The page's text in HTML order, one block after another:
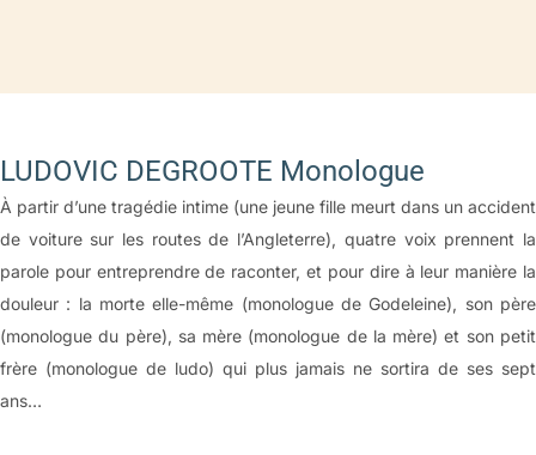
LUDOVIC DEGROOTE Monologue
À partir d’une tragédie intime (une jeune fille meurt dans un accident
de voiture sur les routes de l’Angleterre), quatre voix prennent la
parole pour entreprendre de raconter, et pour dire à leur manière la
douleur : la morte elle-même (monologue de Godeleine), son père
(monologue du père), sa mère (monologue de la mère) et son petit
frère (monologue de ludo) qui plus jamais ne sortira de ses sept
ans…